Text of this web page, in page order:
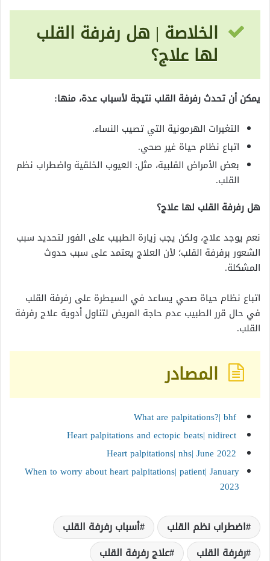
الخلاصة | هل رفرفة القلب
لها علاج؟
يمكن أن تحدث رفرفة القلب نتيجة لأسباب عدة، منها:
التغيرات الهرمونية التي تصيب النساء.
اتباع نظام حياة غير صحي.
بعض الأمراض القلبية، مثل: العيوب الخلقية واضطراب نظم
القلب.
هل رفرفة القلب لها علاج؟
نعم يوجد علاج، ولكن يجب زيارة الطبيب على الفور لتحديد سبب
الشعور برفرفة القلب؛ لأن العلاج يعتمد على سبب حدوث
المشكلة.
اتباع نظام حياة صحي يساعد في السيطرة على رفرفة القلب
في حال قرر الطبيب عدم حاجة المريض لتناول أدوية علاج رفرفة
القلب.
المصادر
What are palpitations?| bhf
Heart palpitations and ectopic beats| nidirect
Heart palpitations| nhs| June 2022
When to worry about heart palpitations| patient| January
2023
اضطراب نظم القلب
أسباب رفرفة القلب
رفرفة القلب
علاج رفرفة القلب